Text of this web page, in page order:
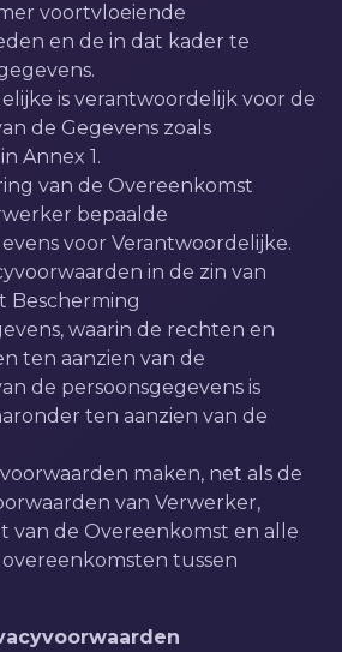
voortvloeiende
en de in dat kader te
is verantwoordelijk voor de
de Gegevens zoals
Annex 1.
van de Overeenkomst
bepaalde
voor Verantwoordelijke.
in de zin van
Bescherming
waarin de rechten en
ten aanzien van de
de persoonsgegevens is
ten aanzien van de
maken, net als de
van Verwerker,
van de Overeenkomst en alle
tussen